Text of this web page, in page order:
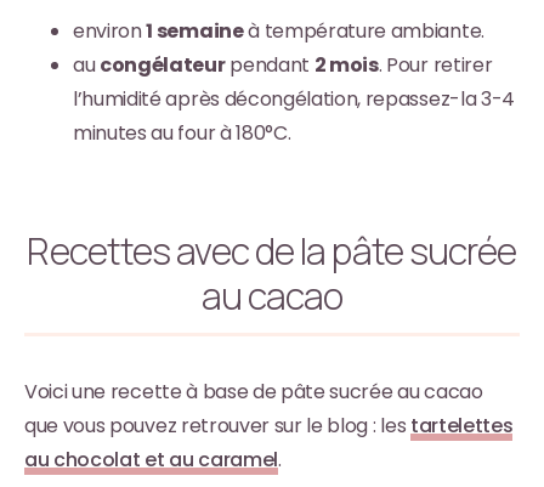
environ1 semaineà température ambiante.
aucongélateurpendant 2 mois. Pour retirer
l’humidité après décongélation, repassez-la 3-4
minutes au four à 180°C.
Recettes avec de la pâte sucrée
au cacao
Voici une recette à base de pâte sucrée au cacao
que vous pouvez retrouver sur le blog : les tartelettes
au chocolat et au caramel.